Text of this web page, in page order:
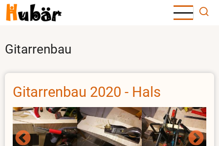
Direkt
zum
Gitarrenbau
Gitarrenbau 2020 - Hals